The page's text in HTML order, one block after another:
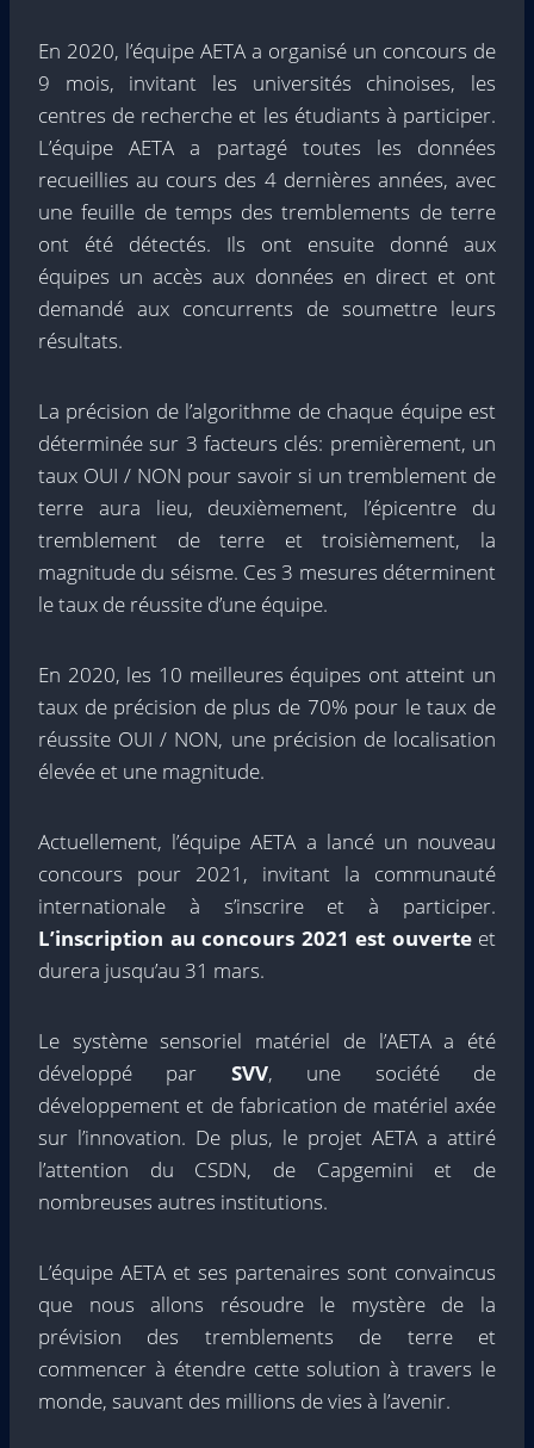
En 2020, l’équipe AETA a organisé un concours de
9 mois, invitant les universités chinoises, les
centres de recherche et les étudiants à participer.
L’équipe AETA a partagé toutes les données
recueillies au cours des 4 dernières années, avec
une feuille de temps des tremblements de terre
ont été détectés. Ils ont ensuite donné aux
équipes un accès aux données en direct et ont
demandé aux concurrents de soumettre leurs
résultats.
La précision de l’algorithme de chaque équipe est
déterminée sur 3 facteurs clés: premièrement, un
taux OUI / NON pour savoir si un tremblement de
terre aura lieu, deuxièmement, l’épicentre du
tremblement de terre et troisièmement, la
magnitude du séisme. Ces 3 mesures déterminent
le taux de réussite d’une équipe.
En 2020, les 10 meilleures équipes ont atteint un
taux de précision de plus de 70% pour le taux de
réussite OUI / NON, une précision de localisation
élevée et une magnitude.
Actuellement, l’équipe AETA a lancé un nouveau
concours pour 2021, invitant la communauté
internationale à s’inscrire et à participer.
L’inscription au concours 2021 est ouverteet
durera jusqu’au 31 mars.
Le système sensoriel matériel de l’AETA a été
développé par SVV, une société de
développement et de fabrication de matériel axée
sur l’innovation. De plus, le projet AETA a attiré
l’attention du CSDN, de Capgemini et de
nombreuses autres institutions.
L’équipe AETA et ses partenaires sont convaincus
que nous allons résoudre le mystère de la
prévision des tremblements de terre et
commencer à étendre cette solution à travers le
monde, sauvant des millions de vies à l’avenir.